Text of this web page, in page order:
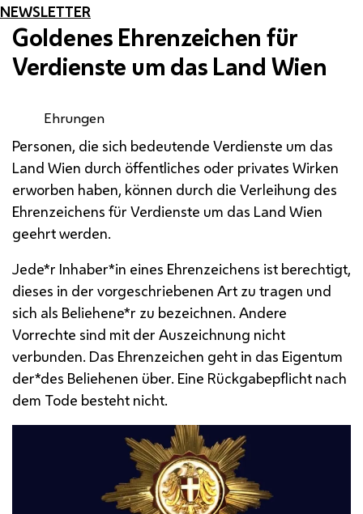
NEWSLETTER
Goldenes Ehrenzeichen für
Verdienste um das Land Wien
Ehrungen
Personen, die sich bedeutende Verdienste um das
Land Wien durch öffentliches oder privates Wirken
erworben haben, können durch die Verleihung des
Ehrenzeichens für Verdienste um das Land Wien
geehrt werden.
Jede*r Inhaber*in eines Ehrenzeichens ist berechtigt,
dieses in der vorgeschriebenen Art zu tragen und
sich als Beliehene*r zu bezeichnen. Andere
Vorrechte sind mit der Auszeichnung nicht
verbunden. Das Ehrenzeichen geht in das Eigentum
der*des Beliehenen über. Eine Rückgabepflicht nach
dem Tode besteht nicht.